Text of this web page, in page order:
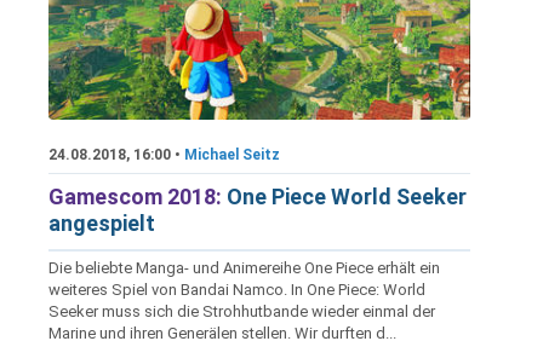
24.08.2018, 16:00 • Michael Seitz
Gamescom 2018: One Piece World Seeker
angespielt
Die beliebte Manga- und Animereihe One Piece erhält ein
weiteres Spiel von Bandai Namco. In One Piece: World
Seeker muss sich die Strohhutbande wieder einmal der
Marine und ihren Generälen stellen. Wir durften d...